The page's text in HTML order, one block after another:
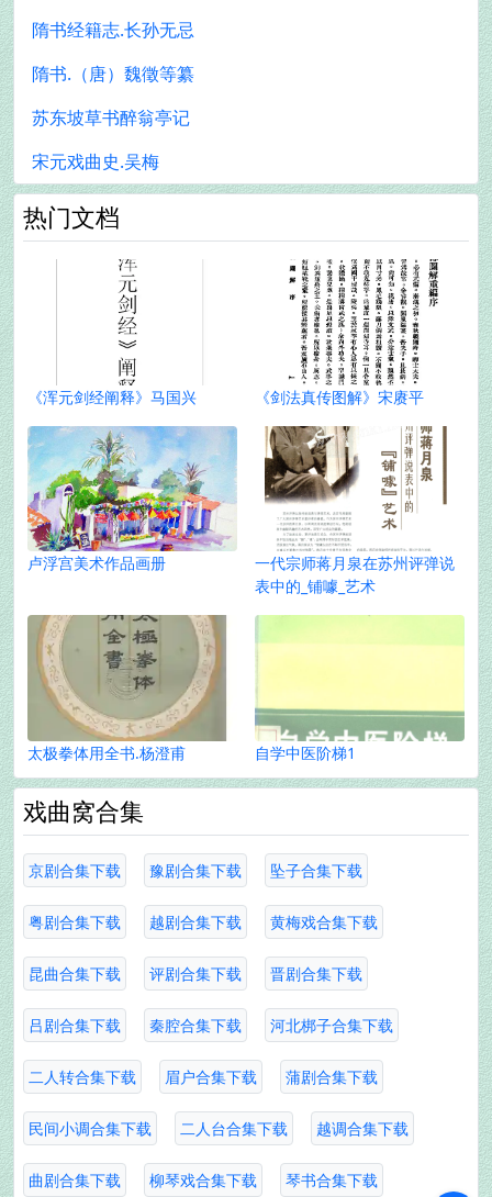
隋书经籍志.长孙无忌
隋书.（唐）魏徵等纂
苏东坡草书醉翁亭记
宋元戏曲史.吴梅
热门文档
《浑元剑经阐释》马国兴 《剑法真传图解》宋赓平
卢浮宫美术作品画册
一代宗师蒋月泉在苏州评弹说
表中的_铺噱_艺术
太极拳体用全书.杨澄甫 自学中医阶梯1
戏曲窝合集
京剧合集下载 豫剧合集下载 坠子合集下载
粤剧合集下载 越剧合集下载 黄梅戏合集下载
昆曲合集下载 评剧合集下载 晋剧合集下载
吕剧合集下载 秦腔合集下载 河北梆子合集下载
二人转合集下载 眉户合集下载 蒲剧合集下载
民间小调合集下载 二人台合集下载 越调合集下载
曲剧合集下载 柳琴戏合集下载 琴书合集下载